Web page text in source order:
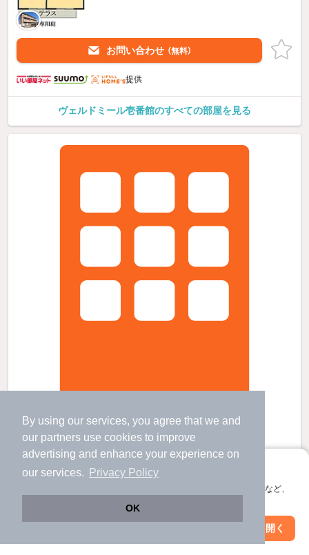
By using our services, you agree that we and
our partners use cookies to improve
advertising and enhance your experience on
our services.
Privacy Policy
OK
アプリに切り替えて、サクサクお部屋探し
会員登録なしですぐ使える。マップ検索やお気に入り保存など、
アプリを開く
お問い合わせ （無料）
提供
ヴェルドミール壱番館のすべての部屋を見る
サンコート大網の賃貸物件
すべての写真
大網駅 歩 10分 （外房線など
永田駅 歩 37分 （外房線）
千葉県大網白里市大網
絞り込み条件を変更